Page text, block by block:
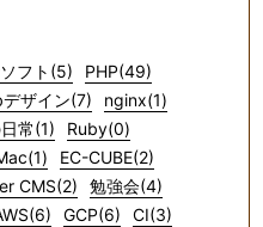
フト(5)
PHP(49)
ザイン(7)
nginx(1)
常(1)
Ruby(0)
EC-CUBE(2)
CMS(2)
勉強会(4)
GCP(6)
CI(3)